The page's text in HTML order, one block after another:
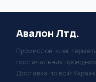
Авалон Лтд.
Промислові клеї,
постачальник
Доставка по всій Україні.